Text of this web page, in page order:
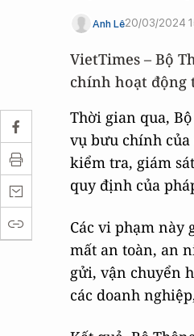
Anh Lê20/03/2024
VietTimes – Bộ
chính hoạt động
Thời gian qua,
vụ bưu chính
kiểm tra, giám
quy định của
Các vi phạm này
mất an toàn, an
gửi, vận chuyển
các doanh